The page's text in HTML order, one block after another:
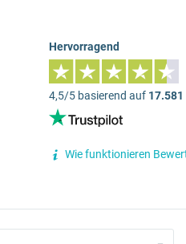
Hervorragend
4,5/5 basierend auf
Wie funktionieren